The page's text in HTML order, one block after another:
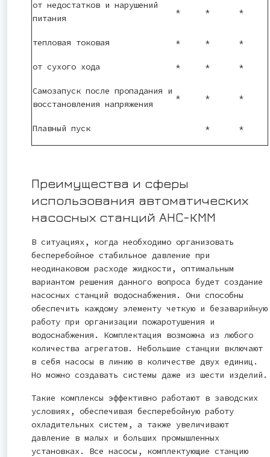
от недостатков и нарушений
питания
* * *
тепловая токовая * * *
от сухого хода * * *
Самозапуск после пропадания и
восстановления напряжения
* * *
Плавный пуск * *
Преимущества и сферы
использования автоматических
насосных станций АНС-КММ
В ситуациях, когда необходимо организовать
бесперебойное стабильное давление при
неодинаковом расходе жидкости, оптимальным
вариантом решения данного вопроса будет создание
насосных станций водоснабжения. Они способны
обеспечить каждому элементу четкую и безаварийную
работу при организации пожаротушения и
водоснабжения. Комплектация возможна из любого
количества агрегатов. Небольшие станции включают
в себя насосы в линию в количестве двух единиц.
Но можно создавать системы даже из шести изделий.
Такие комплексы эффективно работают в заводских
условиях, обеспечивая бесперебойную работу
охладительных систем, а также увеличивают
давление в малых и больших промышленных
установках. Все насосы, комплектующие станцию